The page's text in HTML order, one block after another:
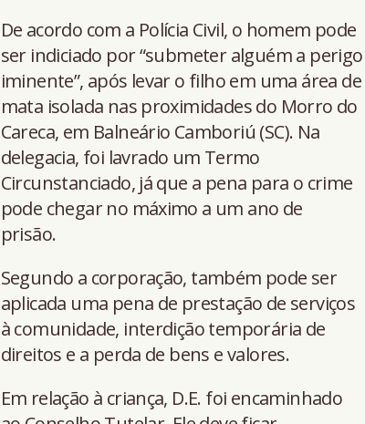
De acordo com a Polícia Civil, o homem pode
ser indiciado por “submeter alguém a perigo
iminente”, após levar o filho em uma área de
mata isolada nas proximidades do Morro do
Careca, em Balneário Camboriú (SC). Na
delegacia, foi lavrado um Termo
Circunstanciado, já que a pena para o crime
pode chegar no máximo a um ano de
prisão.
Segundo a corporação, também pode ser
aplicada uma pena de prestação de serviços
à comunidade, interdição temporária de
direitos e a perda de bens e valores.
Em relação à criança, D.E. foi encaminhado